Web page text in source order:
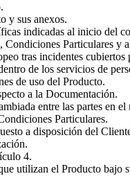
y sus anexos.
indicadas al inicio del
Particulares y
tras incidentes cubiertos
de los servicios de
de uso del Producto.
a la Documentación.
entre las partes en
Particulares.
a disposición del
4.
utilizan el Producto bajo